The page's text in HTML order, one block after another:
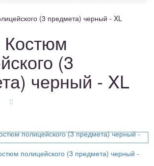
(3 предмета) черный - XL
Костюм
(3
черный - XL